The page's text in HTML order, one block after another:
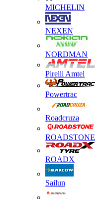
MICHELIN
NEXEN
NORDMAN
Pirelli Amtel
Powertrac
Roadcruza
ROADSTONE
ROADX
Sailun